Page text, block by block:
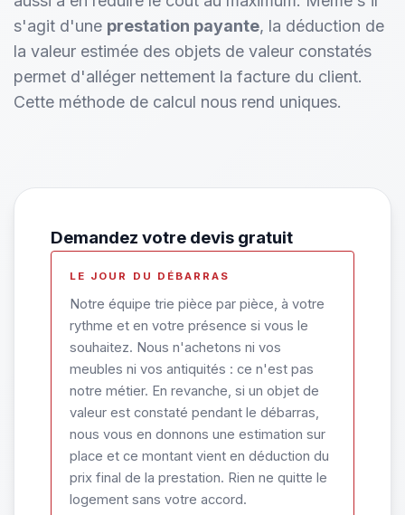
s'agit d'une prestation payante, la déduction de
la valeur estimée des objets de valeur constatés
permet d'alléger nettement la facture du client.
Cette méthode de calcul nous rend uniques.
Demandez votre devis gratuit
LE JOUR DU DÉBARRAS
Notre équipe trie pièce par pièce, à votre
rythme et en votre présence si vous le
souhaitez. Nous n'achetons ni vos
meubles ni vos antiquités : ce n'est pas
notre métier. En revanche, si un objet de
valeur est constaté pendant le débarras,
nous vous en donnons une estimation sur
place et ce montant vient en déduction du
prix final de la prestation. Rien ne quitte le
logement sans votre accord.